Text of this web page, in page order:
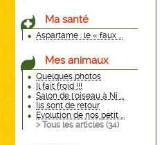
Ma santé
Aspartame : le « faux ...
Mes animaux
Quelques photos
Il fait froid !!!
Salon de l'oiseau à Ni ...
Ils sont de retour
Evolution de nos petit ...
> Tous les articles (34)